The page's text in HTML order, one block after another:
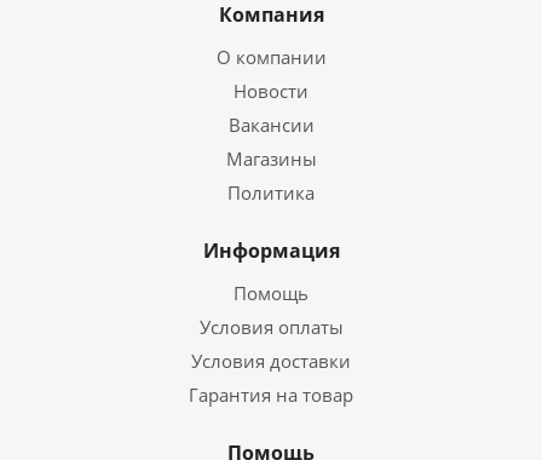
Компания
О компании
Новости
Вакансии
Магазины
Политика
Информация
Помощь
Условия оплаты
Условия доставки
Гарантия на товар
Помощь